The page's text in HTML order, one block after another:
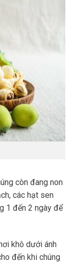
còn đang non
các hạt sen
1 đến 2 ngày để
khô dưới ánh
đến khi chúng